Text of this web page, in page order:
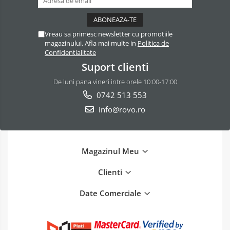
Vreau sa primesc newsletter cu promotiile
magazinului. Afla mai multe in Politica de
Confidentialitate
Suport clienti
De luni pana vineri intre orele 10:00-17:00
0742 513 553
info@rovo.ro
Magazinul Meu
Clienti
Date Comerciale